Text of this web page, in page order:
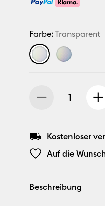
Farbe:Transparent
Kostenloser
Auf die
Beschreibung